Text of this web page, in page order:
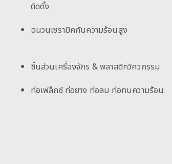
ติดตั้ง
ฉนวนเซรามิคกันความร้อนสูง
ชิ้นส่วนเครื่องจักร & พลาสติกวิศวกรรม
ท่อเฟล็กซ์ ท่อยาง ท่อลม ท่อทนความร้อน